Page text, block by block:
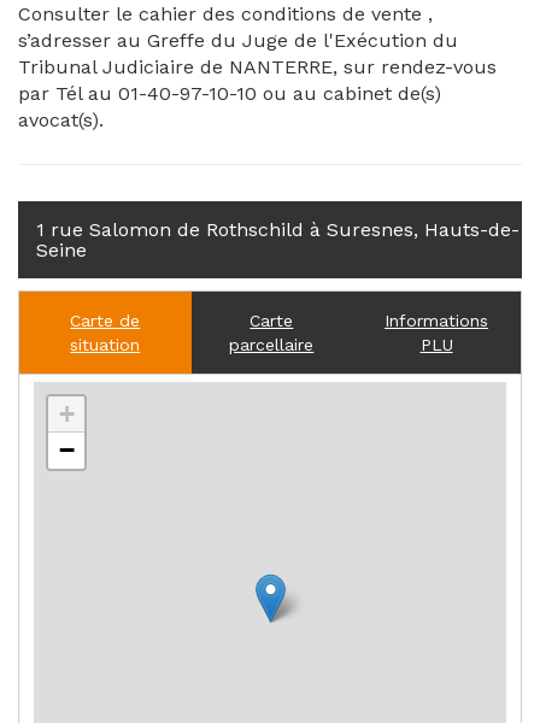
Consulter le cahier des conditions de vente ,
s’adresser au Greffe du Juge de l'Exécution du
Tribunal Judiciaire de NANTERRE, sur rendez-vous
par Tél au 01-40-97-10-10 ou au cabinet de(s)
avocat(s).
1 rue Salomon de Rothschild à Suresnes, Hauts-de-
Seine
Carte de
situation
Carte
parcellaire
Informations
PLU
+
−